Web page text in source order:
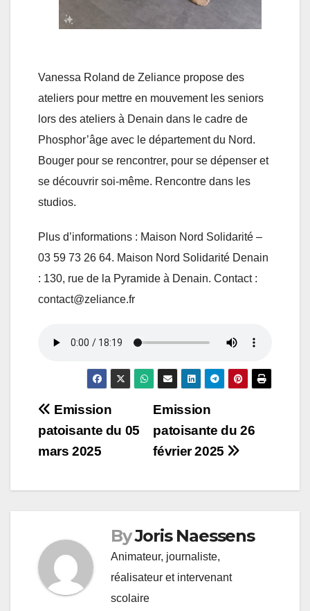
Vanessa Roland de Zeliance propose des
ateliers pour mettre en mouvement les seniors
lors des ateliers à Denain dans le cadre de
Phosphor’âge avec le département du Nord.
Bouger pour se rencontrer, pour se dépenser et
se découvrir soi-même. Rencontre dans les
studios.
Plus d’informations : Maison Nord Solidarité –
03 59 73 26 64. Maison Nord Solidarité Denain
: 130, rue de la Pyramide à Denain. Contact :
contact@zeliance.fr
Navigation
de
Emission
patoisante du 26
février 2025
Emission
patoisante du 05
mars 2025
ByJoris Naessens
Animateur, journaliste,
réalisateur et intervenant
scolaire